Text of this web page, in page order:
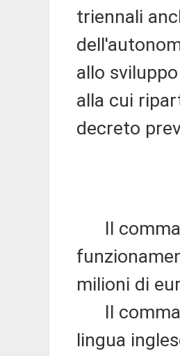
triennali
allo
alla cui
decreto
Il comma
milioni di
Il comma
lingua